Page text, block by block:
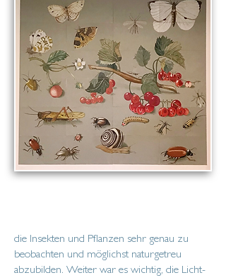
die Insekten und Pflanzen sehr genau zu
beobachten und möglichst naturgetreu
abzubilden. Weiter war es wichtig, die Licht-